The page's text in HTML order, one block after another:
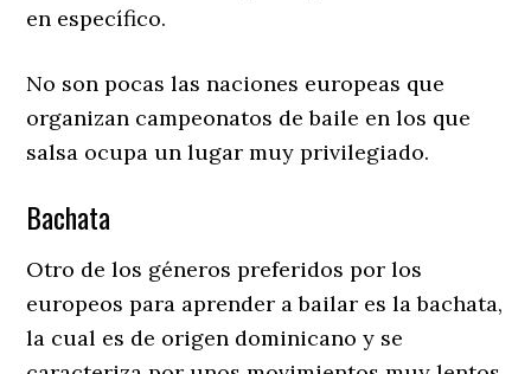
en específico.
No son pocas las naciones europeas que
organizan campeonatos de baile en los que
salsa ocupa un lugar muy privilegiado.
Bachata
Otro de los géneros preferidos por los
europeos para aprender a bailar es la bachata,
la cual es de origen dominicano y se